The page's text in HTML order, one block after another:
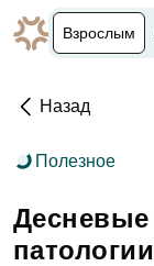
Взрослым
Назад
Полезное